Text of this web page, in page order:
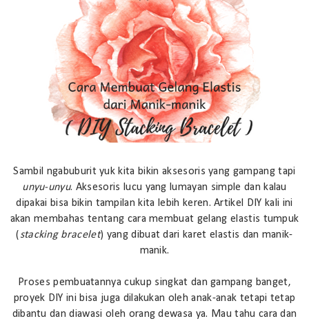
Sambil ngabuburit yuk kita bikin aksesoris yang gampang tapi
unyu-unyu. Aksesoris lucu yang lumayan simple dan kalau
dipakai bisa bikin tampilan kita lebih keren. Artikel DIY kali ini
akan membahas tentang cara membuat gelang elastis tumpuk
( stacking bracelet) yang dibuat dari karet elastis dan manik-
manik.
Proses pembuatannya cukup singkat dan gampang banget,
proyek DIY ini bisa juga dilakukan oleh anak-anak tetapi tetap
dibantu dan diawasi oleh orang dewasa ya. Mau tahu cara dan